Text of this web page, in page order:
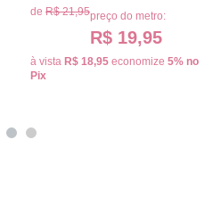
de R$ 21,95preço do metro:
R$ 19,95
à vista R$ 18,95 economize 5% no
Pix